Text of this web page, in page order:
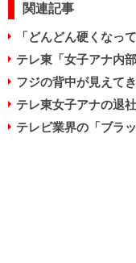
関連記事
「どんどん硬くなっていく
テレ東「女子アナ内
フジの背中が見えて
テレ東女子アナの退
テレビ業界の「ブラ